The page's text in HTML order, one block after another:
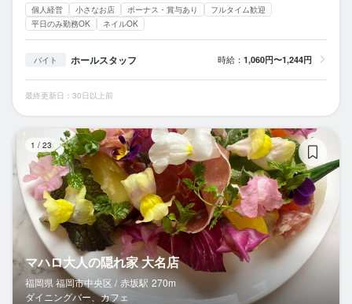
個人経営 小さなお店 ボーナス・賞与あり
フルタイム歓迎
平日のみ勤務OK
ネイルOK
バイト ホールスタッフ 時給： 1,060円〜1,244円
最終更新日：30日以上前
1 / 23
マハロ大人の隠れ家 大名店
福岡県 福岡市中央区 / 赤坂駅 270m
ダイニングバー、カフェ